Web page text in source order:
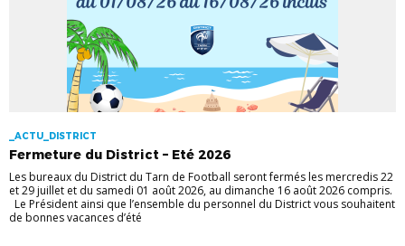
_ACTU_DISTRICT
Fermeture du District – Eté 2026
Les bureaux du District du Tarn de Football seront fermés les mercredis 22
et 29 juillet et du samedi 01 août 2026, au dimanche 16 août 2026 compris.
Le Président ainsi que l’ensemble du personnel du District vous souhaitent
de bonnes vacances d’été